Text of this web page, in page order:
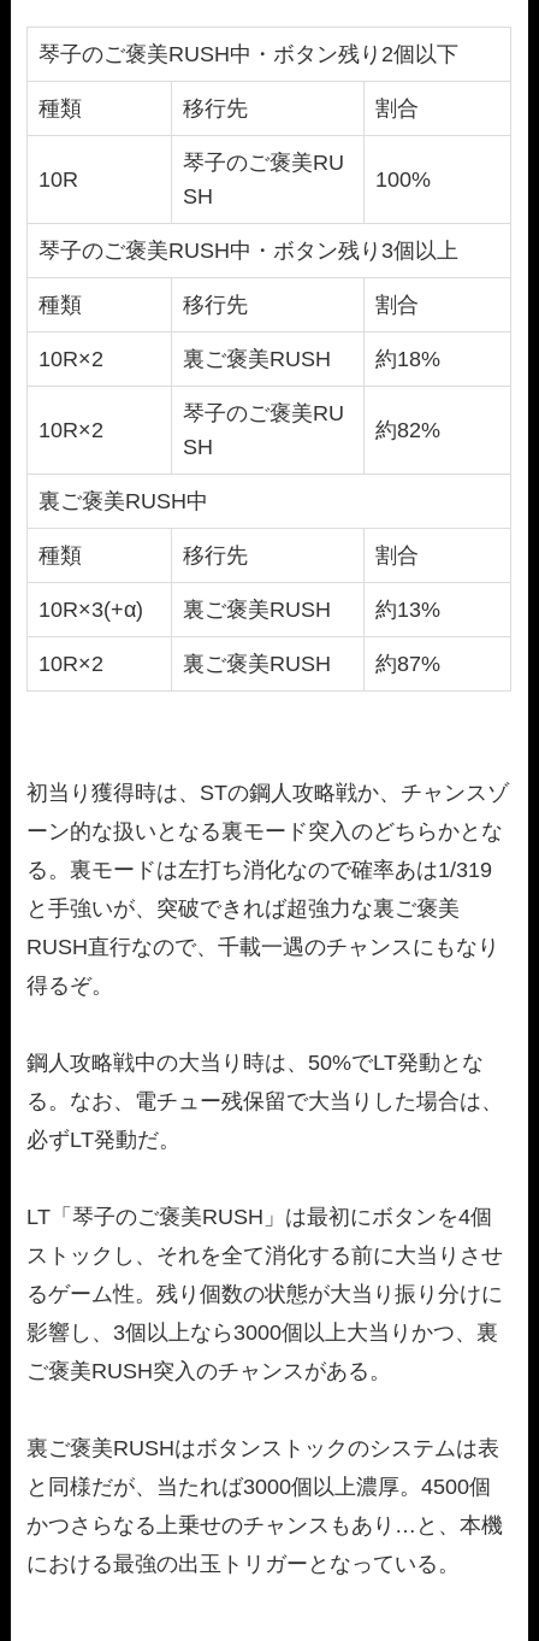
琴子のご褒美RUSH中・ボタン残り2個以下
種類 移行先 割合
10R
琴子のご褒美RU
SH
100%
琴子のご褒美RUSH中・ボタン残り3個以上
種類 移行先 割合
10R×2 裏ご褒美RUSH 約18%
10R×2
琴子のご褒美RU
SH
約82%
裏ご褒美RUSH中
種類 移行先 割合
10R×3(+α) 裏ご褒美RUSH 約13%
10R×2 裏ご褒美RUSH 約87%
初当り獲得時は、STの鋼人攻略戦か、チャンスゾ
ーン的な扱いとなる裏モード突入のどちらかとな
る。裏モードは左打ち消化なので確率あは1/319
と手強いが、突破できれば超強力な裏ご褒美
RUSH直行なので、千載一遇のチャンスにもなり
得るぞ。
鋼人攻略戦中の大当り時は、50%でLT発動とな
る。なお、電チュー残保留で大当りした場合は、
必ずLT発動だ。
LT「琴子のご褒美RUSH」は最初にボタンを4個
ストックし、それを全て消化する前に大当りさせ
るゲーム性。残り個数の状態が大当り振り分けに
影響し、3個以上なら3000個以上大当りかつ、裏
ご褒美RUSH突入のチャンスがある。
裏ご褒美RUSHはボタンストックのシステムは表
と同様だが、当たれば3000個以上濃厚。4500個
かつさらなる上乗せのチャンスもあり…と、本機
における最強の出玉トリガーとなっている。